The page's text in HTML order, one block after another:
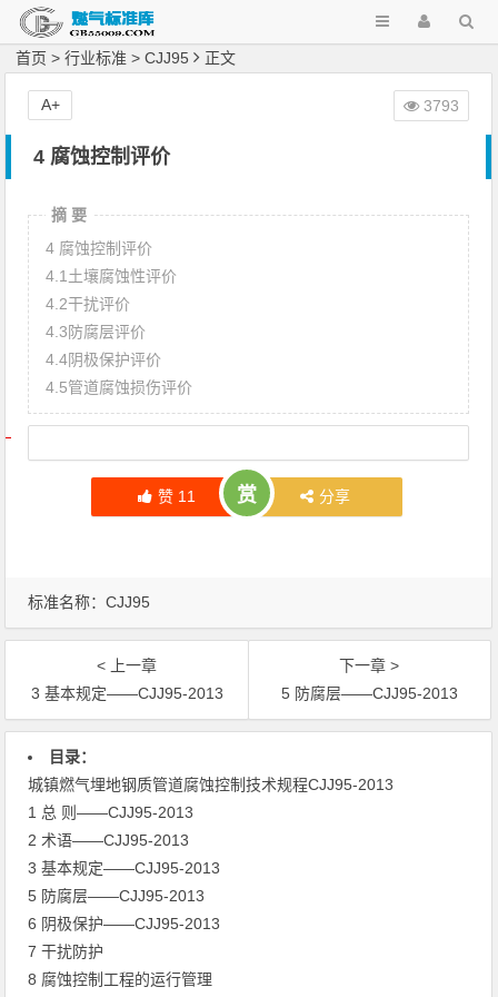
首页 >行业标准 >CJJ95 正文
4 腐蚀控制评价
摘 要
4 腐蚀控制评价
4.1土壤腐蚀性评价
4.2干扰评价
4.3防腐层评价
4.4阴极保护评价
4.5管道腐蚀损伤评价
文章导航
赞 11 赏 分享
3793
A+
标准名称：CJJ95
< 上一章
3 基本规定——CJJ95-2013
下一章 >
5 防腐层——CJJ95-2013
目录：
城镇燃气埋地钢质管道腐蚀控制技术规程CJJ95-2013
1 总 则——CJJ95-2013
2 术语——CJJ95-2013
3 基本规定——CJJ95-2013
5 防腐层——CJJ95-2013
6 阴极保护——CJJ95-2013
7 干扰防护
8 腐蚀控制工程的运行管理